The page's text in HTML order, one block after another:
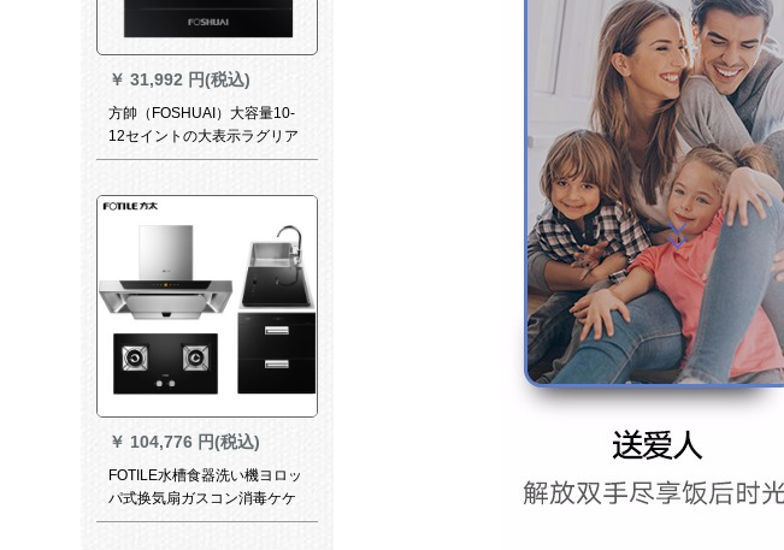
￥ 31,992 円(税込)
方帥（FOSHUAI）大容量10-
12セイントの大表示ラグリア
新製品知能除菌乾燥組込み式
ゥツア取付（食器洗い機）10-
￥ 104,776 円(税込)
FOTILE水槽食器洗い機ヨロッ
パ式换気扇ガスコン消毒ケケ
―スタバかどうかをキッチャ